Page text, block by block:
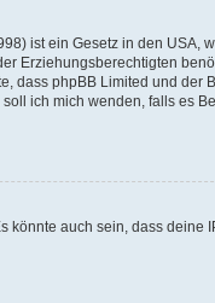
ist ein Gesetz in den USA,
Erziehungsberechtigten
dass phpBB Limited und der
ich mich wenden, falls es
könnte auch sein, dass deine